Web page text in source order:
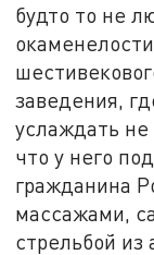
будто то не
заведения,
услаждать не
что у него
гражданина
массажами,
стрельбой из